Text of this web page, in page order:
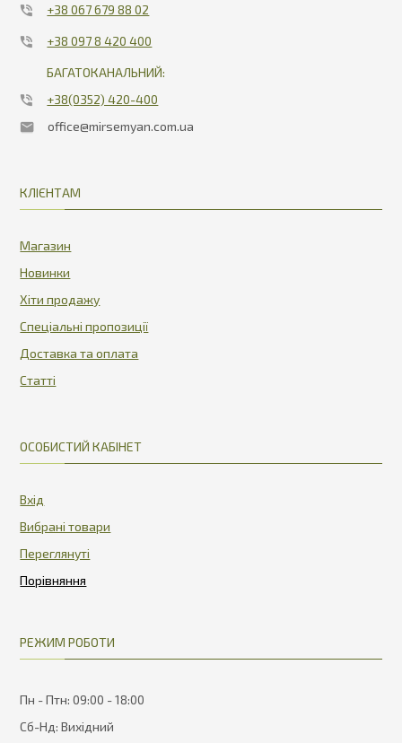
+38 067 679 88 02
+38 097 8 420 400
БАГАТОКАНАЛЬНИЙ:
+38(0352) 420-400
office@mirsemyan.com.ua
КЛІЄНТАМ
Магазин
Новинки
Хіти продажу
Спеціальні пропозиції
Доставка та оплата
Статті
ОСОБИСТИЙ КАБІНЕТ
Вхід
Вибрані товари
Переглянуті
РЕЖИМ РОБОТИ
Пн - Птн: 09:00 - 18:00
Сб-Нд: Вихідний